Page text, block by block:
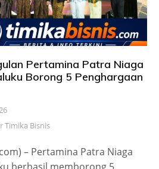
Pertamina Patra Niaga
Borong 5 Penghargaan
Timika Bisnis
– Pertamina Patra Niaga